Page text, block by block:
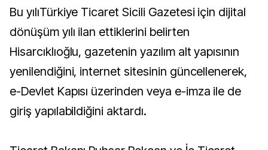
Bu yılıTürkiye Ticaret Sicili Gazetesi için dijital
dönüşüm yılı ilan ettiklerini belirten
Hisarcıklıoğlu, gazetenin yazılım alt yapısının
yenilendiğini, internet sitesinin güncellenerek,
e-Devlet Kapısı üzerinden veya e-imza ile de
giriş yapılabildiğini aktardı.